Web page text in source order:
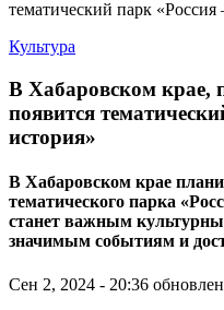
Культура
В Хабаровском крае,
появится
история»
В Хабаровском крае
тематического парка
станет важным
значимым событиям и
Сен 2, 2024 - 20:36